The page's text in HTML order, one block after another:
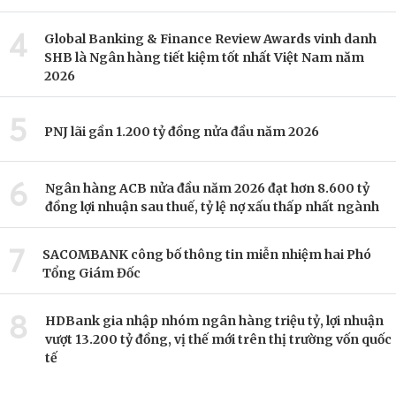
4
Global Banking & Finance Review Awards vinh danh
SHB là Ngân hàng tiết kiệm tốt nhất Việt Nam năm
2026
5 PNJ lãi gần 1.200 tỷ đồng nửa đầu năm 2026
6
Ngân hàng ACB nửa đầu năm 2026 đạt hơn 8.600 tỷ
đồng lợi nhuận sau thuế, tỷ lệ nợ xấu thấp nhất ngành
7
SACOMBANK công bố thông tin miễn nhiệm hai Phó
Tổng Giám Đốc
8
HDBank gia nhập nhóm ngân hàng triệu tỷ, lợi nhuận
vượt 13.200 tỷ đồng, vị thế mới trên thị trường vốn quốc
tế